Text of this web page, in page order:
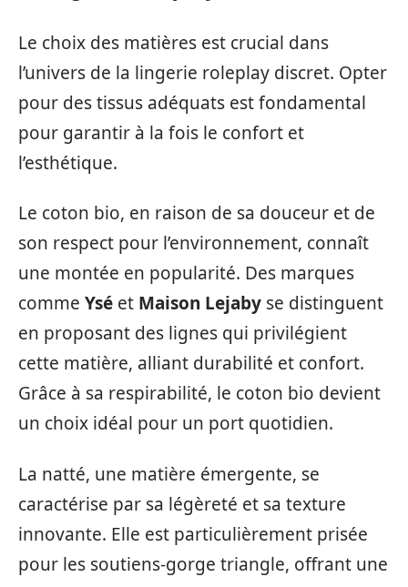
Le choix des matières est crucial dans
l’univers de la lingerie roleplay discret. Opter
pour des tissus adéquats est fondamental
pour garantir à la fois le confort et
l’esthétique.
Le coton bio, en raison de sa douceur et de
son respect pour l’environnement, connaît
une montée en popularité. Des marques
comme Ysé et Maison Lejaby se distinguent
en proposant des lignes qui privilégient
cette matière, alliant durabilité et confort.
Grâce à sa respirabilité, le coton bio devient
un choix idéal pour un port quotidien.
La natté, une matière émergente, se
caractérise par sa légèreté et sa texture
innovante. Elle est particulièrement prisée
pour les soutiens-gorge triangle, offrant une